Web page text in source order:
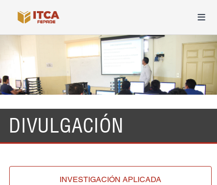
DIVULGACIÓN
INVESTIGACIÓNAPLICADA